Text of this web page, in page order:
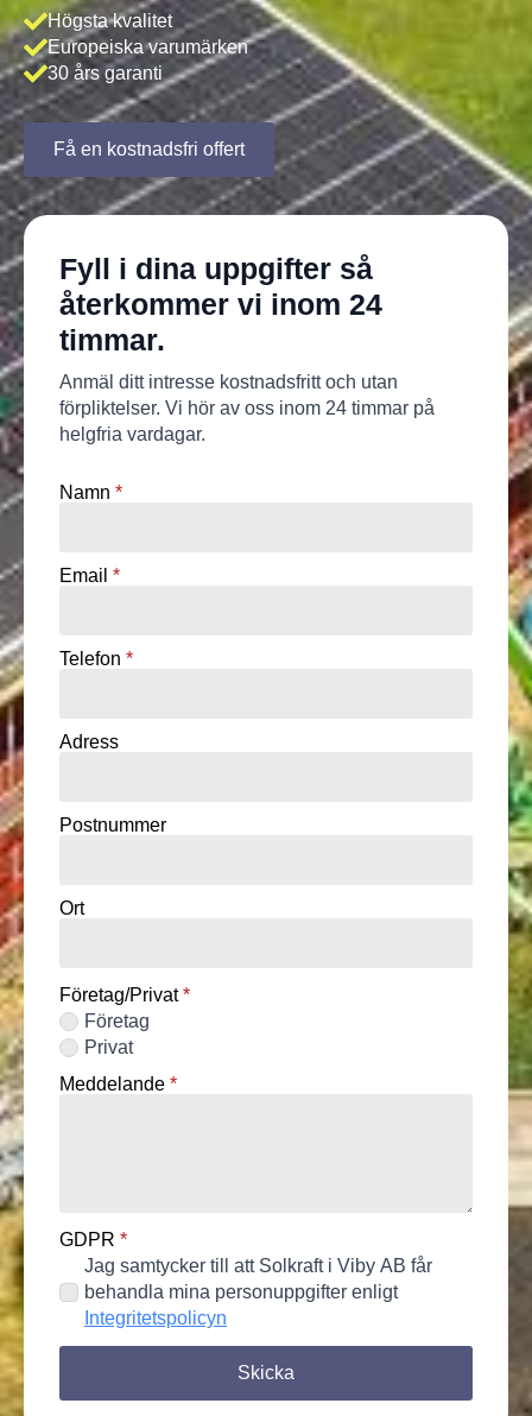
Högsta kvalitet
Europeiska varumärken
30 års garanti
Få en kostnadsfri offert
Fyll i dina uppgifter så
återkommer vi inom 24
timmar.
Anmäl ditt intresse kostnadsfritt och utan
förpliktelser. Vi hör av oss inom 24 timmar på
helgfria vardagar.
Namn *
Email *
Telefon *
Adress
Postnummer
Ort
Företag/Privat *
Företag
Privat
Meddelande *
GDPR *
Jag samtycker till att Solkraft i Viby AB får
behandla mina personuppgifter enligt
Integritetspolicyn
Skicka